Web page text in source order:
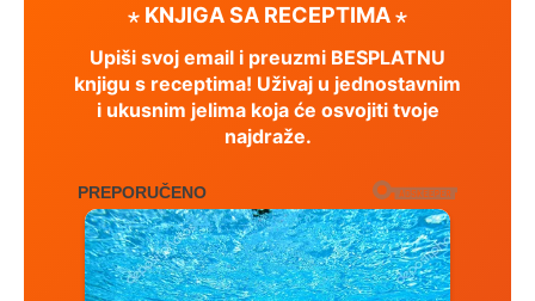
⋆ KNJIGA SA RECEPTIMA ⋆
Upiši svoj email i preuzmi BESPLATNU
knjigu s receptima! Uživaj u jednostavnim
i ukusnim jelima koja će osvojiti tvoje
najdraže.